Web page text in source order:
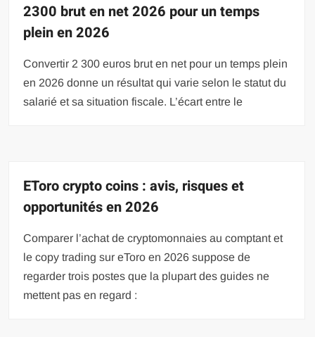
2300 brut en net 2026 pour un temps
plein en 2026
Convertir 2 300 euros brut en net pour un temps plein
en 2026 donne un résultat qui varie selon le statut du
salarié et sa situation fiscale. L’écart entre le
EToro crypto coins : avis, risques et
opportunités en 2026
Comparer l’achat de cryptomonnaies au comptant et
le copy trading sur eToro en 2026 suppose de
regarder trois postes que la plupart des guides ne
mettent pas en regard :